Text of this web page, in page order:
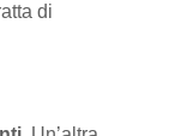
di